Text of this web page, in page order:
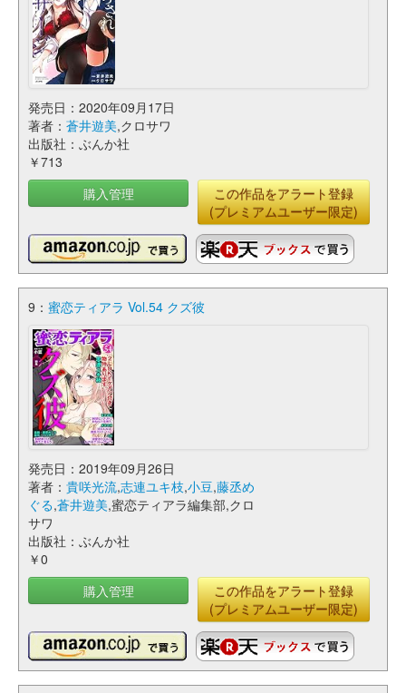
発売日：2020年09月17日
著者： 蒼井遊美,クロサワ
出版社：ぶんか社
￥713
購入管理
この作品をアラート登録
(プレミアムユーザー限定)
9： 蜜恋ティアラ Vol.54 クズ彼
発売日：2019年09月26日
著者： 貴咲光流,志連ユキ枝,小豆,藤丞め
ぐる,蒼井遊美,蜜恋ティアラ編集部,クロ
サワ
出版社：ぶんか社
￥0
購入管理
この作品をアラート登録
(プレミアムユーザー限定)